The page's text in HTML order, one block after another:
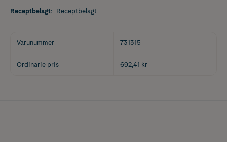
Receptbelagt: Receptbelagt
Varunummer 731315
Ordinarie pris 692,41 kr